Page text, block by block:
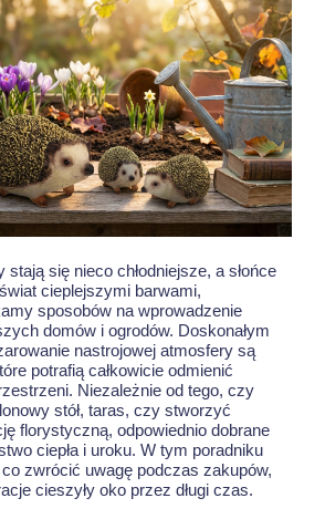
się nieco chłodniejsze, a słońce
cieplejszymi barwami,
sposobów na wprowadzenie
domów i ogrodów. Doskonałym
nastrojowej atmosfery są
potrafią całkowicie odmienić
Niezależnie od tego, czy
stół, taras, czy stworzyć
florystyczną, odpowiednio dobrane
ciepła i uroku. W tym poradniku
zwrócić uwagę podczas zakupów,
cieszyły oko przez długi czas.